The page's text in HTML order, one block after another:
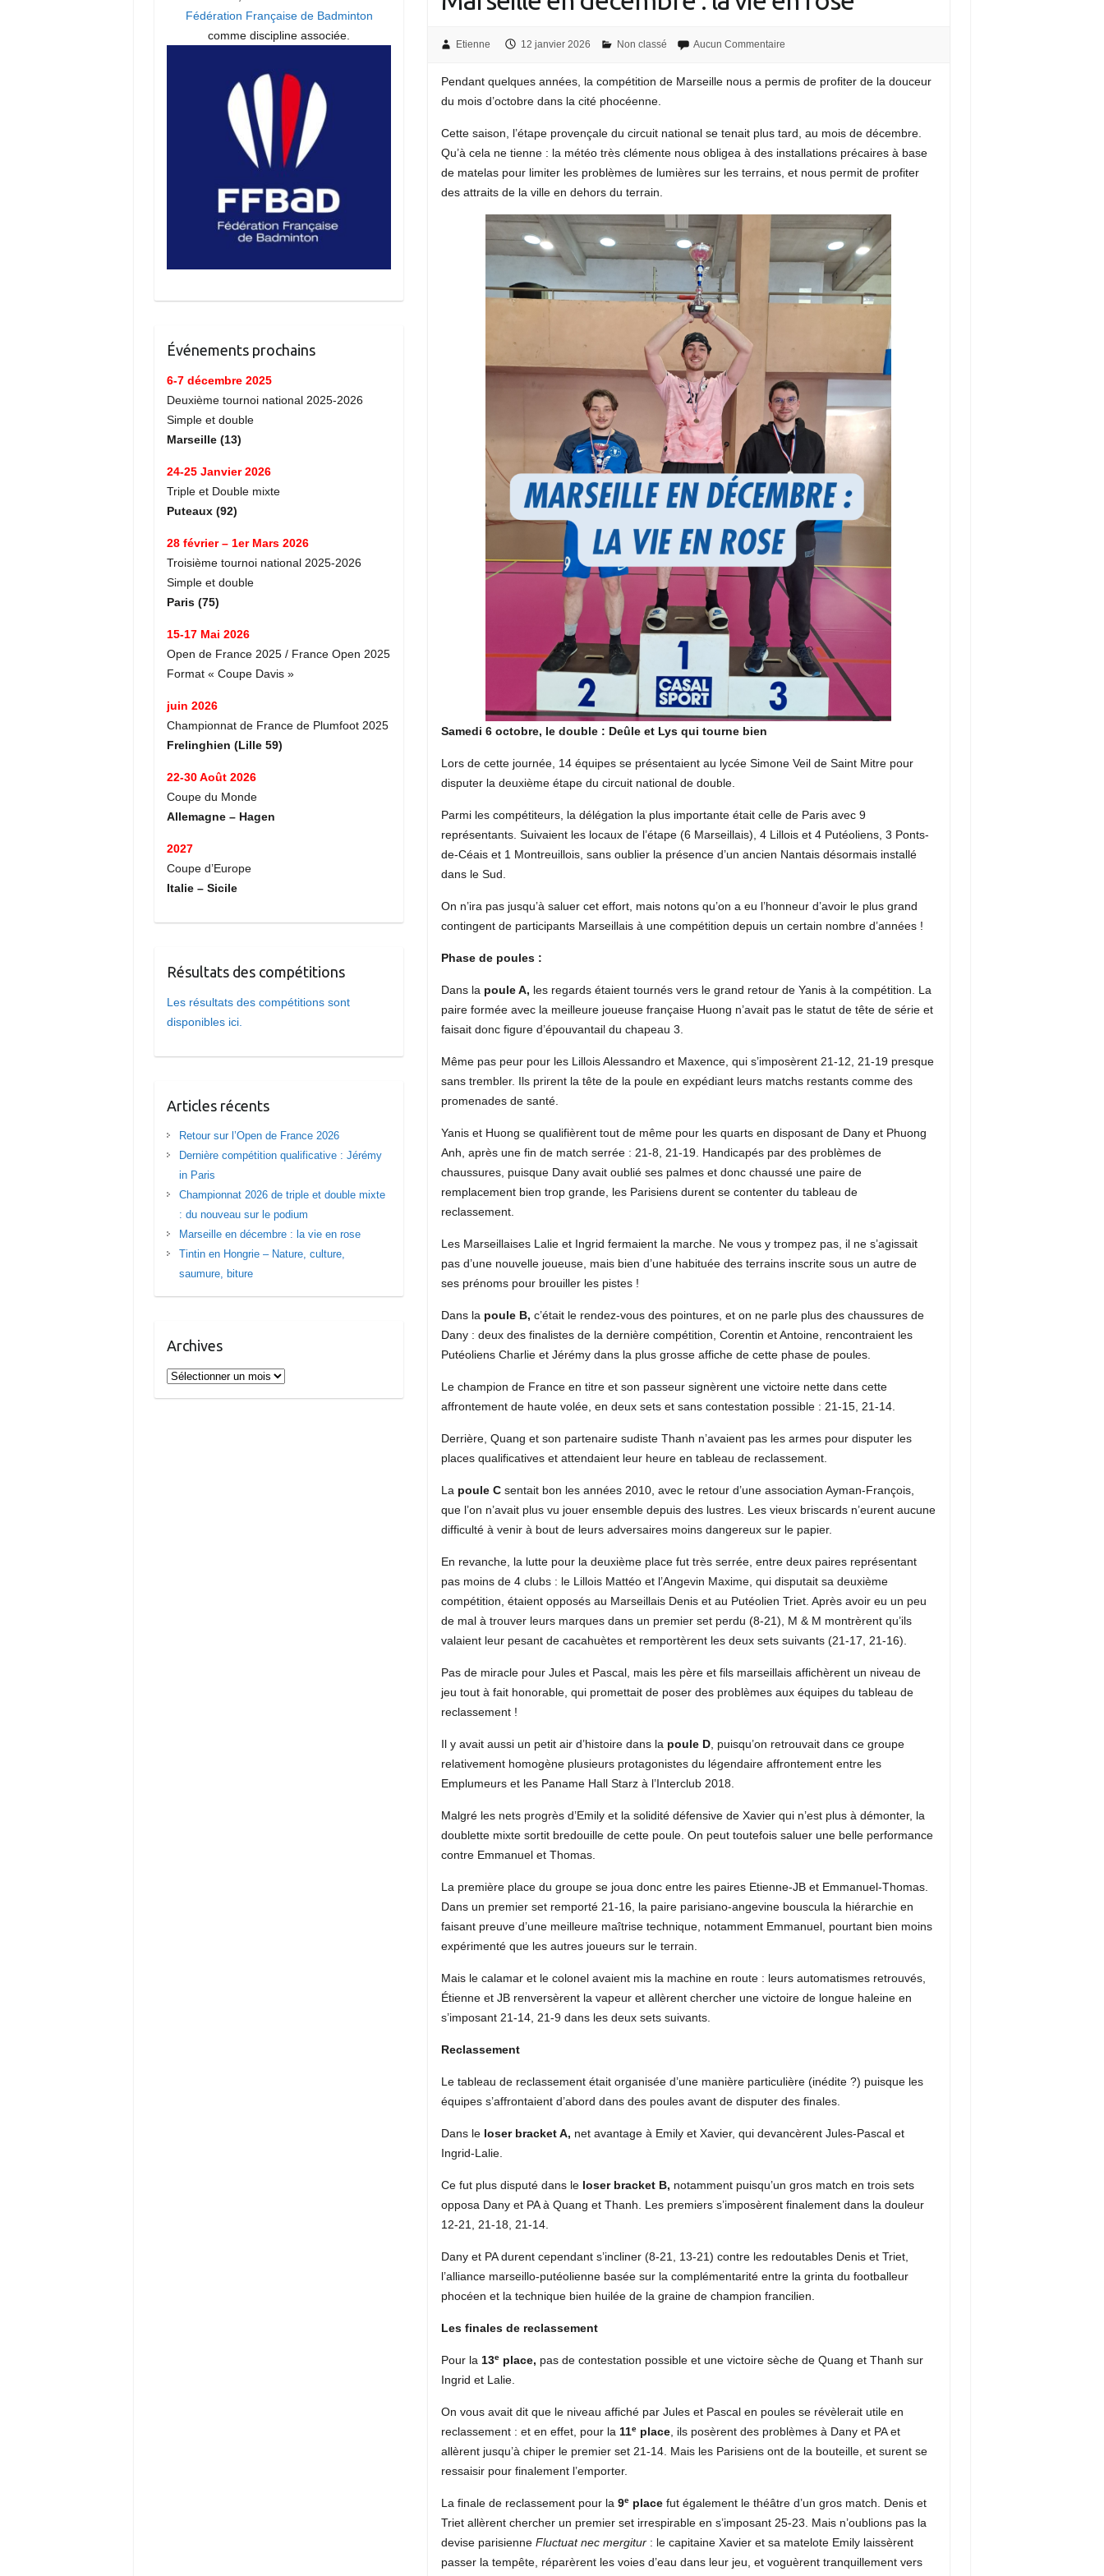
Etienne 12 janvier 2026 Non classé Aucun Commentaire
Pendant quelques années, la compétition de Marseille nous a permis de profiter de la douceur
du mois d’octobre dans la cité phocéenne.
Cette saison, l’étape provençale du circuit national se tenait plus tard, au mois de décembre.
Qu’à cela ne tienne : la météo très clémente nous obligea à des installations précaires à base
de matelas pour limiter les problèmes de lumières sur les terrains, et nous permit de profiter
des attraits de la ville en dehors du terrain.
Samedi 6 octobre, le double : Deûle et Lys qui tourne bien
Lors de cette journée, 14 équipes se présentaient au lycée Simone Veil de Saint Mitre pour
disputer la deuxième étape du circuit national de double.
Parmi les compétiteurs, la délégation la plus importante était celle de Paris avec 9
représentants. Suivaient les locaux de l’étape (6 Marseillais), 4 Lillois et 4 Putéoliens, 3 Ponts-
de-Céais et 1 Montreuillois, sans oublier la présence d’un ancien Nantais désormais installé
dans le Sud.
On n’ira pas jusqu’à saluer cet effort, mais notons qu’on a eu l’honneur d’avoir le plus grand
contingent de participants Marseillais à une compétition depuis un certain nombre d’années !
Phase de poules :
Dans la poule A, les regards étaient tournés vers le grand retour de Yanis à la compétition. La
paire formée avec la meilleure joueuse française Huong n’avait pas le statut de tête de série et
faisait donc figure d’épouvantail du chapeau 3.
Même pas peur pour les Lillois Alessandro et Maxence, qui s’imposèrent 21-12, 21-19 presque
sans trembler. Ils prirent la tête de la poule en expédiant leurs matchs restants comme des
promenades de santé.
Yanis et Huong se qualifièrent tout de même pour les quarts en disposant de Dany et Phuong
Anh, après une fin de match serrée : 21-8, 21-19. Handicapés par des problèmes de
chaussures, puisque Dany avait oublié ses palmes et donc chaussé une paire de
remplacement bien trop grande, les Parisiens durent se contenter du tableau de
reclassement.
Les Marseillaises Lalie et Ingrid fermaient la marche. Ne vous y trompez pas, il ne s’agissait
pas d’une nouvelle joueuse, mais bien d’une habituée des terrains inscrite sous un autre de
ses prénoms pour brouiller les pistes !
Dans la poule B, c’était le rendez-vous des pointures, et on ne parle plus des chaussures de
Dany : deux des finalistes de la dernière compétition, Corentin et Antoine, rencontraient les
Putéoliens Charlie et Jérémy dans la plus grosse affiche de cette phase de poules.
Le champion de France en titre et son passeur signèrent une victoire nette dans cette
affrontement de haute volée, en deux sets et sans contestation possible : 21-15, 21-14.
Derrière, Quang et son partenaire sudiste Thanh n’avaient pas les armes pour disputer les
places qualificatives et attendaient leur heure en tableau de reclassement.
La poule Csentait bon les années 2010, avec le retour d’une association Ayman-François,
que l’on n’avait plus vu jouer ensemble depuis des lustres. Les vieux briscards n’eurent aucune
difficulté à venir à bout de leurs adversaires moins dangereux sur le papier.
En revanche, la lutte pour la deuxième place fut très serrée, entre deux paires représentant
pas moins de 4 clubs : le Lillois Mattéo et l’Angevin Maxime, qui disputait sa deuxième
compétition, étaient opposés au Marseillais Denis et au Putéolien Triet. Après avoir eu un peu
de mal à trouver leurs marques dans un premier set perdu (8-21), M & M montrèrent qu’ils
valaient leur pesant de cacahuètes et remportèrent les deux sets suivants (21-17, 21-16).
Pas de miracle pour Jules et Pascal, mais les père et fils marseillais affichèrent un niveau de
jeu tout à fait honorable, qui promettait de poser des problèmes aux équipes du tableau de
reclassement !
Il y avait aussi un petit air d’histoire dans la poule D, puisqu’on retrouvait dans ce groupe
relativement homogène plusieurs protagonistes du légendaire affrontement entre les
Emplumeurs et les Paname Hall Starz à l’Interclub 2018.
Malgré les nets progrès d’Emily et la solidité défensive de Xavier qui n’est plus à démonter, la
doublette mixte sortit bredouille de cette poule. On peut toutefois saluer une belle performance
contre Emmanuel et Thomas.
La première place du groupe se joua donc entre les paires Etienne-JB et Emmanuel-Thomas.
Dans un premier set remporté 21-16, la paire parisiano-angevine bouscula la hiérarchie en
faisant preuve d’une meilleure maîtrise technique, notamment Emmanuel, pourtant bien moins
expérimenté que les autres joueurs sur le terrain.
Mais le calamar et le colonel avaient mis la machine en route : leurs automatismes retrouvés,
Étienne et JB renversèrent la vapeur et allèrent chercher une victoire de longue haleine en
s’imposant 21-14, 21-9 dans les deux sets suivants.
Reclassement
Le tableau de reclassement était organisée d’une manière particulière (inédite ?) puisque les
équipes s’affrontaient d’abord dans des poules avant de disputer des finales.
Dans le loser bracket A, net avantage à Emily et Xavier, qui devancèrent Jules-Pascal et
Ingrid-Lalie.
Ce fut plus disputé dans le loser bracket B, notamment puisqu’un gros match en trois sets
opposa Dany et PA à Quang et Thanh. Les premiers s’imposèrent finalement dans la douleur
12-21, 21-18, 21-14.
Dany et PA durent cependant s’incliner (8-21, 13-21) contre les redoutables Denis et Triet,
l’alliance marseillo-putéolienne basée sur la complémentarité entre la grinta du footballeur
phocéen et la technique bien huilée de la graine de champion francilien.
Les finales de reclassement
Pour la 13eplace, pas de contestation possible et une victoire sèche de Quang et Thanh sur
Ingrid et Lalie.
On vous avait dit que le niveau affiché par Jules et Pascal en poules se révèlerait utile en
reclassement : et en effet, pour la 11eplace, ils posèrent des problèmes à Dany et PA et
allèrent jusqu’à chiper le premier set 21-14. Mais les Parisiens ont de la bouteille, et surent se
ressaisir pour finalement l’emporter.
La finale de reclassement pour la 9eplacefut également le théâtre d’un gros match. Denis et
Triet allèrent chercher un premier set irrespirable en s’imposant 25-23. Mais n’oublions pas la
devise parisienne Fluctuat nec mergitur : le capitaine Xavier et sa matelote Emily laissèrent
passer la tempête, réparèrent les voies d’eau dans leur jeu, et voguèrent tranquillement vers
Fédération Française de Badminton
comme discipline associée.
Événements prochains
6-7 décembre 2025
Deuxième tournoi national 2025-2026
Simple et double
Marseille (13)
24-25 Janvier 2026
Triple et Double mixte
Puteaux (92)
28 février – 1er Mars 2026
Troisième tournoi national 2025-2026
Simple et double
Paris (75)
15-17 Mai 2026
Open de France 2025 / France Open 2025
Format « Coupe Davis »
juin 2026
Championnat de France de Plumfoot 2025
Frelinghien (Lille 59)
22-30 Août 2026
Coupe du Monde
Allemagne – Hagen
2027
Coupe d’Europe
Italie – Sicile
Résultats des compétitions
Les résultats des compétitions sont
disponibles ici.
Articles récents
Retour sur l’Open de France 2026
Dernière compétition qualificative : Jérémy
in Paris
Championnat 2026 de triple et double mixte
: du nouveau sur le podium
Marseille en décembre : la vie en rose
Tintin en Hongrie – Nature, culture,
saumure, biture
Archives
Archives